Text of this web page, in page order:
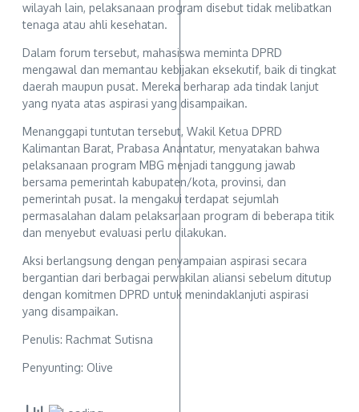
wilayah lain, pelaksanaan program disebut tidak melibatkan
tenaga atau ahli kesehatan.
Dalam forum tersebut, mahasiswa meminta DPRD
mengawal dan memantau kebijakan eksekutif, baik di tingkat
daerah maupun pusat. Mereka berharap ada tindak lanjut
yang nyata atas aspirasi yang disampaikan.
Menanggapi tuntutan tersebut, Wakil Ketua DPRD
Kalimantan Barat, Prabasa Anantatur, menyatakan bahwa
pelaksanaan program MBG menjadi tanggung jawab
bersama pemerintah kabupaten/kota, provinsi, dan
pemerintah pusat. Ia mengakui terdapat sejumlah
permasalahan dalam pelaksanaan program di beberapa titik
dan menyebut evaluasi perlu dilakukan.
Aksi berlangsung dengan penyampaian aspirasi secara
bergantian dari berbagai perwakilan aliansi sebelum ditutup
dengan komitmen DPRD untuk menindaklanjuti aspirasi
yang disampaikan.
Penulis: Rachmat Sutisna
Penyunting: Olive